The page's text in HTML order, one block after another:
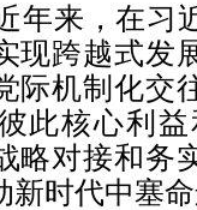
年来，在习
现跨越式发
际机制化交
此核心利
略对接和务
新时代中塞